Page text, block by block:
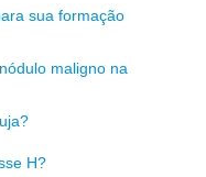
sua formação
maligno na
H?